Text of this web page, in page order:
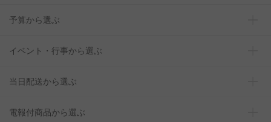
予算から選ぶ
イベント・行事から選ぶ
当日配送から選ぶ
電報付商品から選ぶ